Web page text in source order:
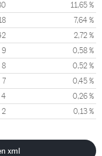
11,65 %
7,64 %
2,72 %
9 0,58 %
8 0,52 %
7 0,45 %
4 0,26 %
2 0,13 %
xml